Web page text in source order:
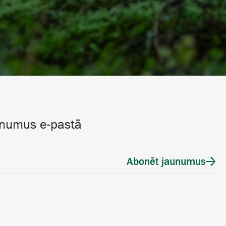
e-pastā
Abonēt jaunumus